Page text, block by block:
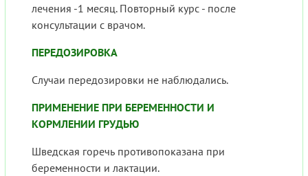
лечения -1 месяц. Повторный курс - после
консультации с врачом.
ПЕРЕДОЗИРОВКА
Случаи передозировки не наблюдались.
ПРИМЕНЕНИЕ ПРИ БЕРЕМЕННОСТИ И
КОРМЛЕНИИ ГРУДЬЮ
Шведская горечь противопоказана при
беременности и лактации.